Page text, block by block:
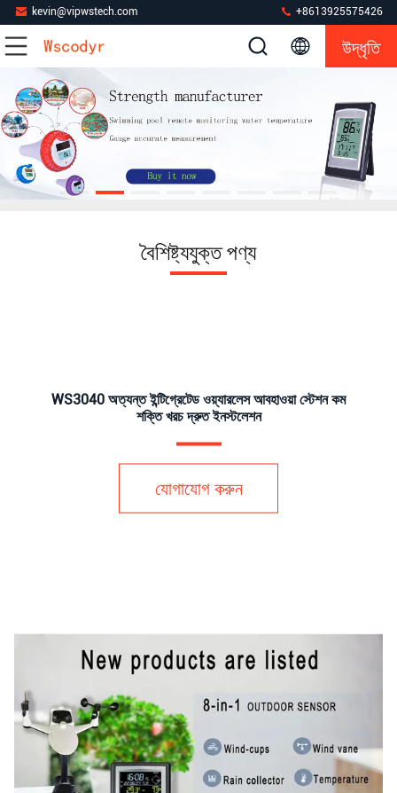
kevin@vipwstech.com +8613925575426
উদ্ধৃতি
বৈশিষ্ট্যযুক্ত পণ্য
WS3040 অত্যন্ত ইন্টিগ্রেটেড ওয়্যারলেস আবহাওয়া স্টেশন কম
শক্তি খরচ দ্রুত ইনস্টলেশন
যোগাযোগ করুন